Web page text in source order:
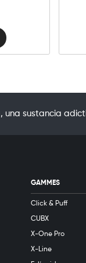
sustancia
GAMMES
Click & Puff
CUBX
X-One Pro
X-Line